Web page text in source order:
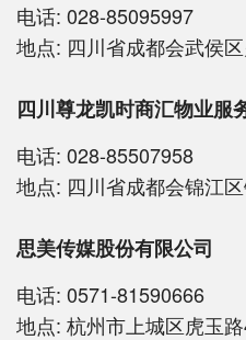
电话: 028-85095997
地点: 四川省成都会武侯
四川尊龙凯时商汇物业服
电话: 028-85507958
地点: 四川省成都会锦江
思美传媒股份有限公司
电话: 0571-81590666
地点: 杭州市上城区虎玉